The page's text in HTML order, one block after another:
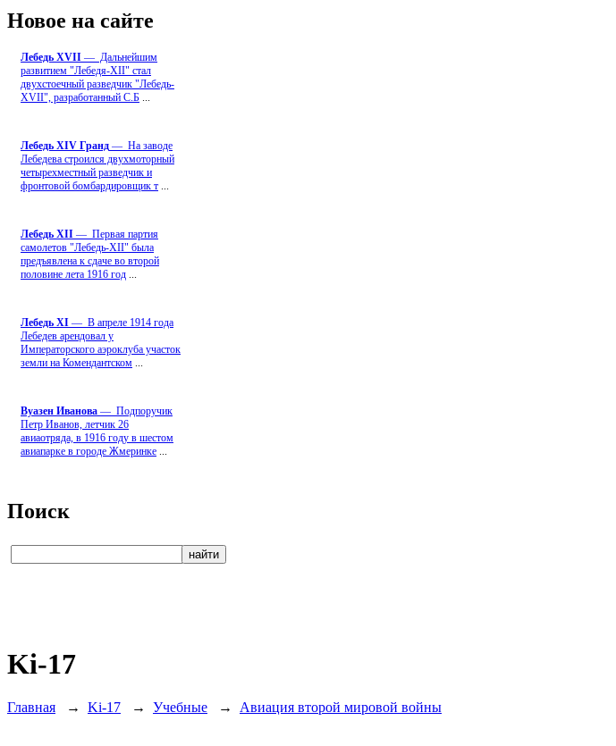
Новое на сайте
Лебедь ХVII — Дальнейшим
развитием "Лебедя-ХII" стал
двухстоечный разведчик "Лебедь-
XVII", разработанный С.Б
Лебедь ХIV Гранд — На заводе
Лебедева строился двухмоторный
четырехместный разведчик и
фронтовой бомбардировщик т
Лебедь ХII — Первая партия
самолетов "Лебедь-ХII" была
предъявлена к сдаче во второй
половине лета 1916 год
Лебедь ХI — В апреле 1914 года
Лебедев арендовал у
Императорского аэроклуба участок
земли на Комендантском
Вуазен Иванова — Подпоручик
Петр Иванов, летчик 26
авиаотряда, в 1916 году в шестом
авиапарке в городе Жмеринке
Поиск
Ki-17
Главная → Ki-17 → Учебные → Авиация второй мировой войны